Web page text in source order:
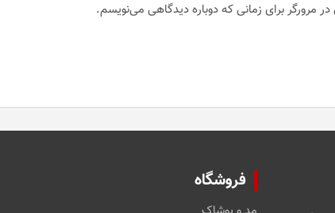
مرورگر برای زمانی که دوباره دیدگاهی می‌نویسم.
فروشگاه